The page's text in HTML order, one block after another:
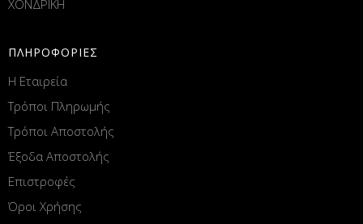
ΧΟΝΔΡΙΚΗ
ΠΛΗΡΟΦΟΡΙΕΣ
Η Εταιρεία
Τρόποι Πληρωμής
Τρόποι Αποστολής
Έξοδα Αποστολής
Επιστροφές
Όροι Χρήσης